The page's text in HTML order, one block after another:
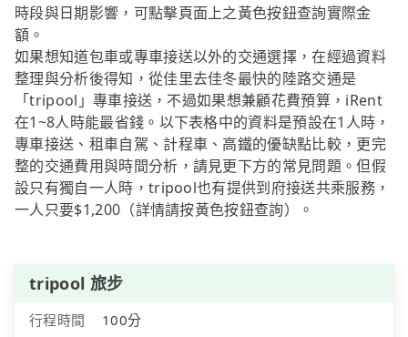
時段與日期影響，可點擊頁面上之黃色按鈕查詢實際金
額。
如果想知道包車或專車接送以外的交通選擇，在經過資料
整理與分析後得知，從佳里去佳冬最快的陸路交通是
「tripool」專車接送，不過如果想兼顧花費預算，iRent
在1~8人時能最省錢。以下表格中的資料是預設在1人時，
專車接送、租車自駕、計程車、高鐵的優缺點比較，更完
整的交通費用與時間分析，請見更下方的常見問題。但假
設只有獨自一人時，tripool也有提供到府接送共乘服務，
一人只要$1,200（詳情請按黃色按鈕查詢）。
tripool 旅步
行程時間
100分